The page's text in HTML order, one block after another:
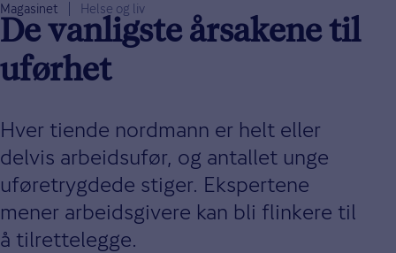
Magasinet Helse og liv
De vanligste årsakene til
uførhet
Hver tiende nordmann er helt eller
delvis arbeidsufør, og antallet unge
uføretrygdede stiger. Ekspertene
mener arbeidsgivere kan bli flinkere til
å tilrettelegge.